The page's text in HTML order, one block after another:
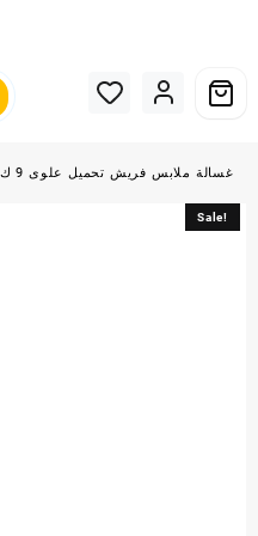
غسالة ملابس فريش تحميل علوى 9 ك – سيلفر
Sale!
Sale!